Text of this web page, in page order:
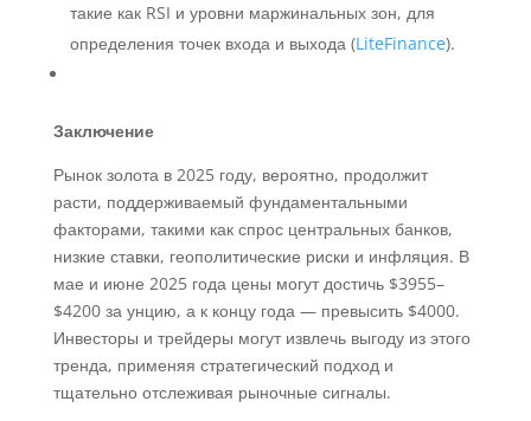
такие как RSI и уровни маржинальных зон, для
определения точек входа и выхода (LiteFinance).
Заключение
Рынок золота в 2025 году, вероятно, продолжит
расти, поддерживаемый фундаментальными
факторами, такими как спрос центральных банков,
низкие ставки, геополитические риски и инфляция. В
мае и июне 2025 года цены могут достичь $3955–
$4200 за унцию, а к концу года — превысить $4000.
Инвесторы и трейдеры могут извлечь выгоду из этого
тренда, применяя стратегический подход и
тщательно отслеживая рыночные сигналы.